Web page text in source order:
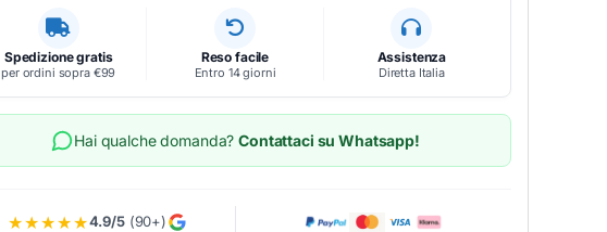
Spedizione gratis
per ordini sopra €99
Reso facile
Entro 14 giorni
Assistenza
Diretta Italia
Hai qualche domanda?Contattaci su Whatsapp!
★★★★★4.9/5(90+)